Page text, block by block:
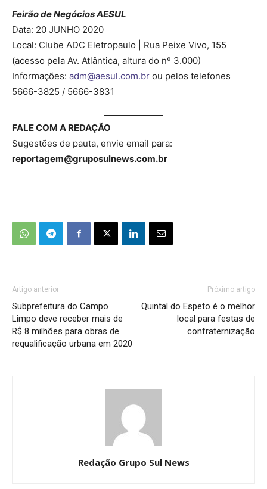
Feirão de Negócios AESUL
Data: 20 JUNHO 2020
Local: Clube ADC Eletropaulo | Rua Peixe Vivo, 155
(acesso pela Av. Atlântica, altura do nº 3.000)
Informações: adm@aesul.com.br ou pelos telefones
5666-3825 / 5666-3831
FALE COM A REDAÇÃO
Sugestões de pauta, envie email para:
reportagem@gruposulnews.com.br
Artigo anterior
Subprefeitura do Campo
Limpo deve receber mais de
R$ 8 milhões para obras de
requalificação urbana em 2020
Próximo artigo
Quintal do Espeto é o melhor
local para festas de
confraternização
Redação Grupo Sul News